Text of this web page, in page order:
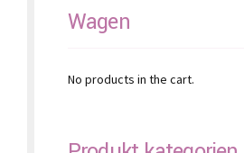
Wagen
No products in the cart.